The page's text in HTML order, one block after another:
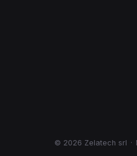
© 2026 Zelatech srl ·